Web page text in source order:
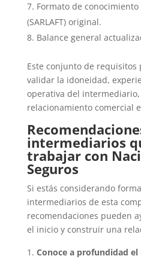
Formato de c
(SARLAFT) original.
Balance general
Este conjunto de
validar la idoneidad,
operativa del
relacionamiento comercial
intermediarios
trabajar con
Seguros
Si estás considerando
intermediarios de esta
recomendaciones pueden
el inicio y construir una
Conoce a profundidad